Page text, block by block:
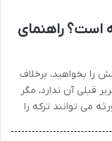
است؟ راهنمای
را بخواهید، برخلاف
قبلی آن ندارد، مگر
می توانند ترکه را